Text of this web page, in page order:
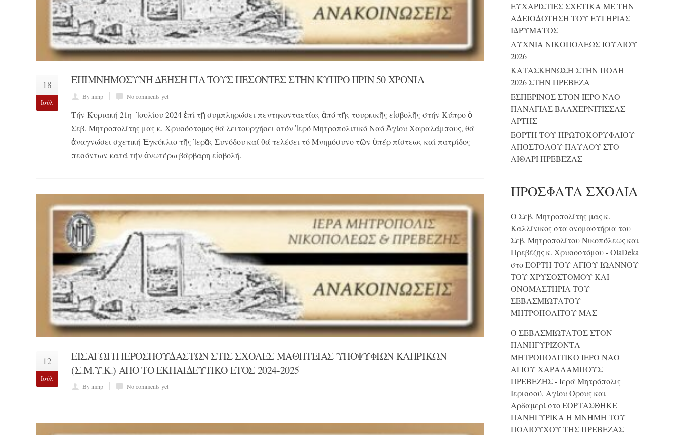
18
Ιούλ
ΕΠΙΜΝΗΜΟΣΥΝΗ ΔΕΗΣΗ ΓΙΑ ΤΟΥΣ ΠΕΣΟΝΤΕΣ ΣΤΗΝ ΚΥΠΡΟ ΠΡΙΝ 50 ΧΡΟΝΙΑ
By imnp No comments yet
Τήν Κυριακή 21η Ἰουλίου 2024 ἐπί τῇ συμπληρώσει πεντηκονταετίας ἀπό τῆς τουρκικῆς εἰσβολῆς στήν Κύπρο ὁ
Σεβ. Μητροπολίτης μας κ. Χρυσόστομος θά λειτουργήσει στόν Ἱερό Μητροπολιτικό Ναό Ἁγίου Χαραλάμπους, θά
ἀναγνώσει σχετική Ἐγκύκλιο τῆς Ἱερᾶς Συνόδου καί θά τελέσει τό Μνημόσυνο τῶν ὑπέρ πίστεως καί πατρίδος
πεσόντων κατά τήν ἀνωτέρω βάρβαρη εἰσβολή.
12
Ιούλ
ΕΙΣΑΓΩΓΗ ΙΕΡΟΣΠΟΥΔΑΣΤΩΝ ΣΤΙΣ ΣΧΟΛΕΣ ΜΑΘΗΤΕΙΑΣ ΥΠΟΨΥΦΙΩΝ ΚΛΗΡΙΚΩΝ
(Σ.Μ.Υ.Κ.) ΑΠΟ ΤΟ ΕΚΠΑΙΔΕΥΤΙΚΟ ΕΤΟΣ 2024-2025
By imnp No comments yet
ΕΥΧΑΡΙΣΤΙΕΣ ΣΧΕΤΙΚΑ ΜΕ ΤΗΝ
ΑΔΕΙΟΔΟΤΗΣΗ ΤΟΥ ΕΥΓΗΡΙΑΣ
ΙΔΡΥΜΑΤΟΣ
ΛΥΧΝΙΑ ΝΙΚΟΠΟΛΕΩΣ ΙΟΥΛΙΟΥ
2026
ΚΑΤΑΣΚΗΝΩΣΗ ΣΤΗΝ ΠΟΛΗ
2026 ΣΤΗΝ ΠΡΕΒΕΖΑ
ΕΣΠΕΡΙΝΟΣ ΣΤΟΝ ΙΕΡΟ ΝΑΟ
ΠΑΝΑΓΙΑΣ ΒΛΑΧΕΡΝΙΤΙΣΣΑΣ
ΑΡΤΗΣ
ΕΟΡΤΗ ΤΟΥ ΠΡΩΤΟΚΟΡΥΦΑΙΟΥ
ΑΠΟΣΤΟΛΟΥ ΠΑΥΛΟΥ ΣΤΟ
ΛΙΘΑΡΙ ΠΡΕΒΕΖΑΣ
ΠΡΌΣΦΑΤΑ ΣΧΌΛΙΑ
Ο Σεβ. Μητροπολίτης μας κ.
Καλλίνικος στα ονομαστήρια του
Σεβ. Μητροπολίτου Νικοπόλεως και
Πρεβέζης κ. Χρυσοστόμου - OlaDeka
στοΕΟΡΤΗ ΤΟΥ ΑΓΙΟΥ ΙΩΑΝΝΟΥ
ΤΟΥ ΧΡΥΣΟΣΤΟΜΟΥ ΚΑΙ
ONΟΜΑΣΤΗΡΙΑ ΤΟΥ
ΣΕΒΑΣΜΙΩΤΑΤΟΥ
ΜΗΤΡΟΠΟΛΙΤΟΥ ΜΑΣ
Ο ΣΕΒΑΣΜΙΩΤΑΤΟΣ ΣΤΟΝ
ΠΑΝΗΓΥΡΙΖΟΝΤΑ
ΜΗΤΡΟΠΟΛΙΤΙΚΟ ΙΕΡΟ ΝΑΟ
ΑΓΙΟΥ ΧΑΡΑΛΑΜΠΟΥΣ
ΠΡΕΒΕΖΗΣ - Ιερά Μητρόπολις
Ιερισσού, Αγίου Όρους και
ΑρδαμερίστοΕΟΡΤΑΣΘΗΚΕ
ΠΑΝΗΓΥΡΙΚΑ Η ΜΝΗΜΗ ΤΟΥ
ΠΟΛΙΟΥΧΟΥ ΤΗΣ ΠΡΕΒΕΖΑΣ